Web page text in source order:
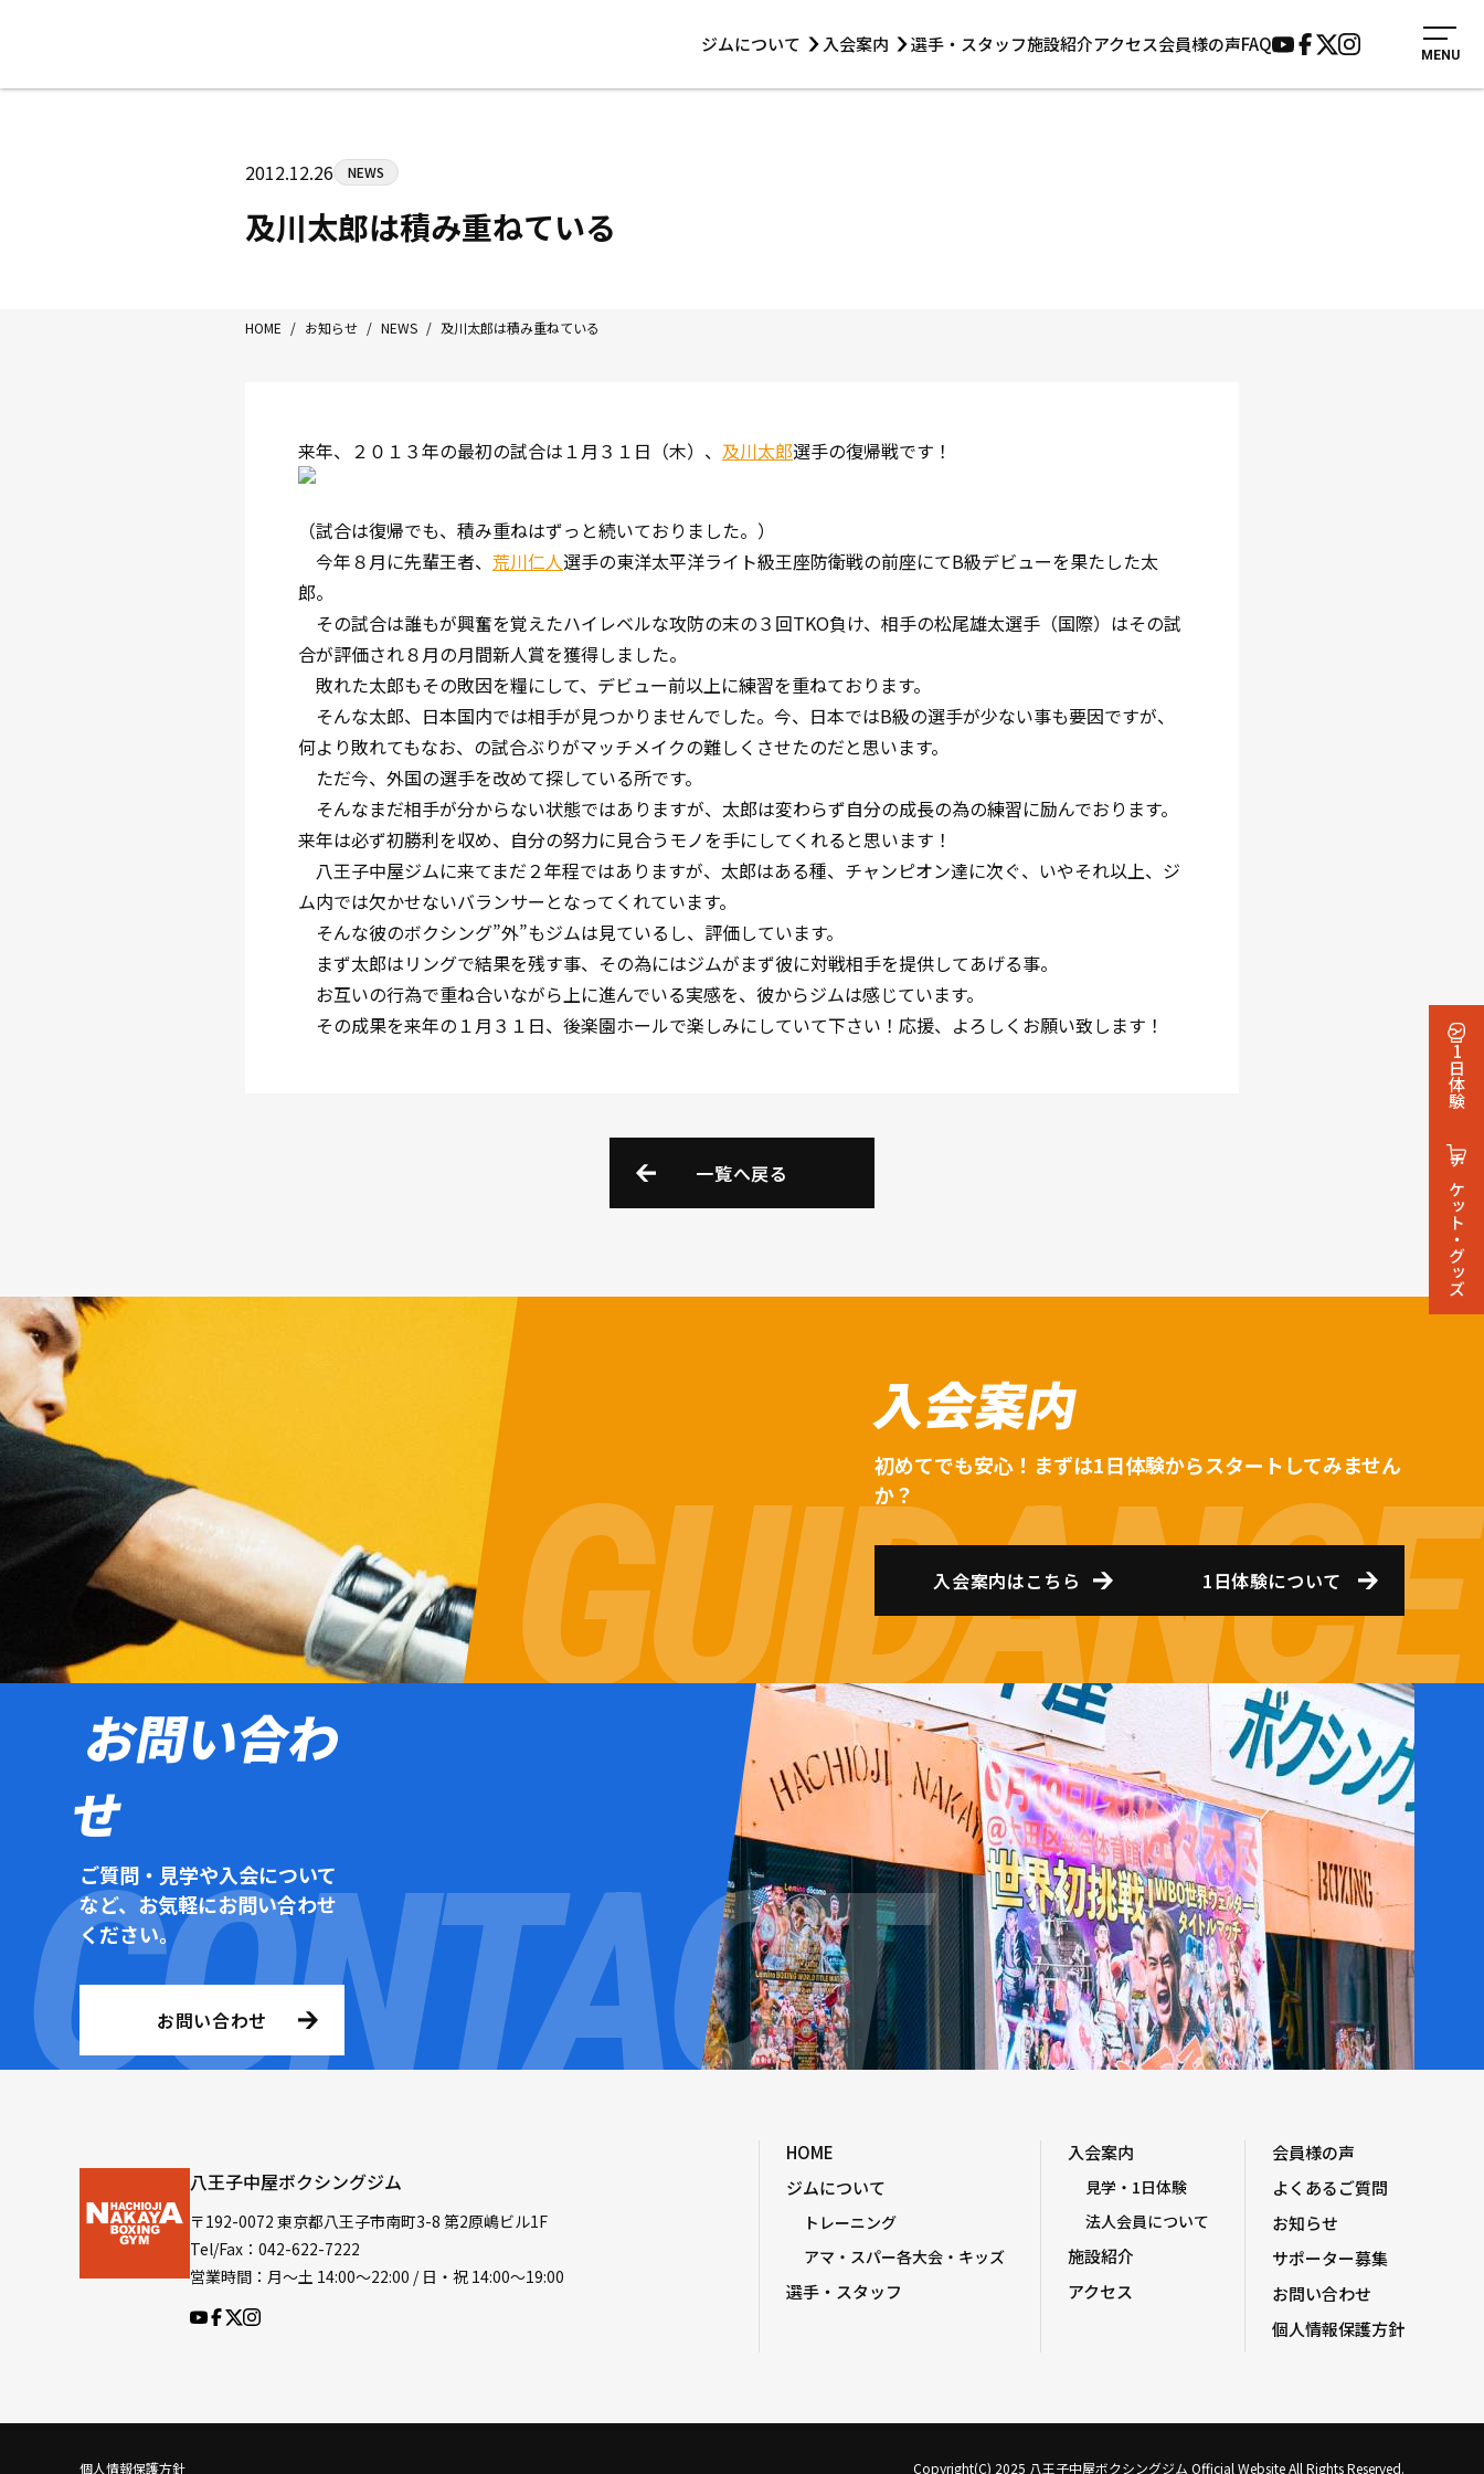
1日体験
チケット・グッズ
ジムについて 入会案内 選手・スタッフ施設紹介アクセス会員様の声FAQ MENU
Tel/Fax：042-622-7222
2012.12.26 NEWS
及川太郎は積み重ねている
HOME / お知らせ / NEWS / 及川太郎は積み重ねている
来年、２０１３年の最初の試合は１月３１日（木）、 及川太郎選手の復帰戦です！
（試合は復帰でも、積み重ねはずっと続いておりました。）
今年８月に先輩王者、 荒川仁人選手の東洋太平洋ライト級王座防衛戦の前座にてB級デビューを果たした太
郎。
その試合は誰もが興奮を覚えたハイレベルな攻防の末の３回TKO負け、相手の松尾雄太選手（国際）はその試
合が評価され８月の月間新人賞を獲得しました。
敗れた太郎もその敗因を糧にして、デビュー前以上に練習を重ねております。
そんな太郎、日本国内では相手が見つかりませんでした。今、日本ではB級の選手が少ない事も要因ですが、
何より敗れてもなお、の試合ぶりがマッチメイクの難しくさせたのだと思います。
ただ今、外国の選手を改めて探している所です。
そんなまだ相手が分からない状態ではありますが、太郎は変わらず自分の成長の為の練習に励んでおります。
来年は必ず初勝利を収め、自分の努力に見合うモノを手にしてくれると思います！
八王子中屋ジムに来てまだ２年程ではありますが、太郎はある種、チャンピオン達に次ぐ、いやそれ以上、ジ
ム内では欠かせないバランサーとなってくれています。
そんな彼のボクシング”外”もジムは見ているし、評価しています。
まず太郎はリングで結果を残す事、その為にはジムがまず彼に対戦相手を提供してあげる事。
お互いの行為で重ね合いながら上に進んでいる実感を、彼からジムは感じています。
その成果を来年の１月３１日、後楽園ホールで楽しみにしていて下さい！応援、よろしくお願い致します！
一覧へ戻る
入会案内
初めてでも安心！まずは1日体験からスタートしてみません
か？
入会案内はこちら 1日体験について
お問い合わ
せ
ご質問・見学や入会について
など、お気軽にお問い合わせ
ください。
お問い合わせ
八王子中屋ボクシングジム
〒192-0072 東京都八王子市南町3-8 第2原嶋ビル1F
Tel/Fax：042-622-7222
営業時間：月〜土 14:00〜22:00 / 日・祝 14:00〜19:00
HOME
ジムについて
トレーニング
アマ・スパー各大会・キッズ
選手・スタッフ
入会案内
見学・1日体験
法人会員について
施設紹介
アクセス
会員様の声
よくあるご質問
お知らせ
サポーター募集
お問い合わせ
個人情報保護方針
個人情報保護方針 Copyright(C) 2025 八王子中屋ボクシングジム Official Website All Rights Reserved.